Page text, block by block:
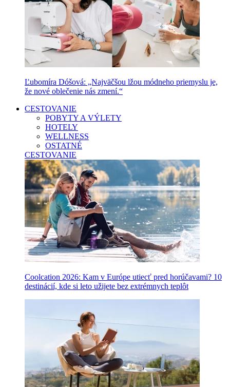
Ľubomíra Dóšová: „Najväčšou lžou módneho priemyslu je,
že nové oblečenie nás zmení.“
CESTOVANIE
POBYTY A VÝLETY
HOTELY
WELLNESS
OSTATNÉ
CESTOVANIE
Coolcation 2026: Kam v Európe utiecť pred horúčavami? 10
destinácií, kde si leto užijete bez extrémnych teplôt